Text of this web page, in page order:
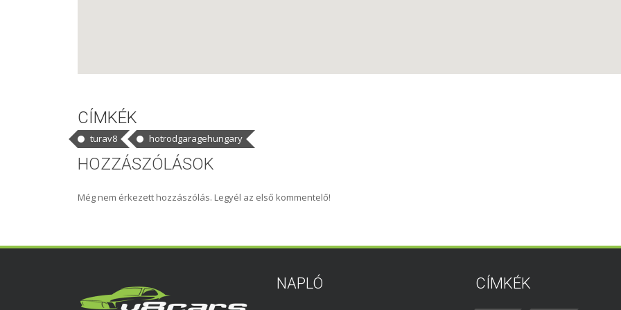
CÍMKÉK
turav8 hotrodgaragehungary
HOZZÁSZÓLÁSOK
Még nem érkezett hozzászólás. Legyél az első kommentelő!
NAPLÓ CÍMKÉK